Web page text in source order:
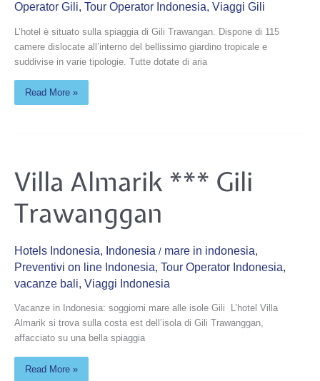
Operator Gili, Tour Operator Indonesia, Viaggi Gili
L’hotel è situato sulla spiaggia di Gili Trawangan. Dispone di 115
camere dislocate all’interno del bellissimo giardino tropicale e
suddivise in varie tipologie. Tutte dotate di aria
Read More »
Villa Almarik *** Gili
Trawanggan
Hotels Indonesia, Indonesia / mare in indonesia,
Preventivi on line Indonesia, Tour Operator Indonesia,
vacanze bali, Viaggi Indonesia
Vacanze in Indonesia: soggiorni mare alle isole Gili L’hotel Villa
Almarik si trova sulla costa est dell’isola di Gili Trawanggan,
affacciato su una bella spiaggia
Villa
Almarik
***
Gili
Trawanggan
Read More »